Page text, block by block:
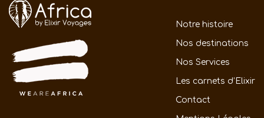
Notre histoire
Nos destinations
Nos Services
Les carnets d’Elixir
Contact